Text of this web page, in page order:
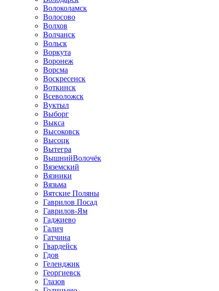
Волоколамск
Волосово
Волхов
Волчанск
Вольск
Воркута
Воронеж
Ворсма
Воскресенск
Воткинск
Всеволожск
Вуктыл
Выборг
Выкса
Высоковск
Высоцк
Вытегра
ВышнийВолочёк
Вяземский
Вязники
Вязьма
Вятские Поляны
Гаврилов Посад
Гаврилов-Ям
Гаджиево
Галич
Гатчина
Гвардейск
Гдов
Геленджик
Георгиевск
Глазов